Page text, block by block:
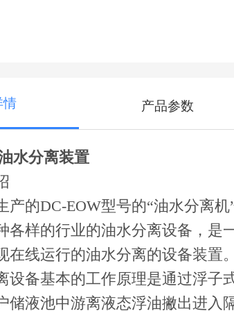
情 产品参数
水分离装置
的DC-EOW型号的“油水分离机
各样的行业的油水分离设备，是
在线运行的油水分离的设备装置。
设备基本的工作原理是通过浮子
储液池中游离液态浮油撇出进入